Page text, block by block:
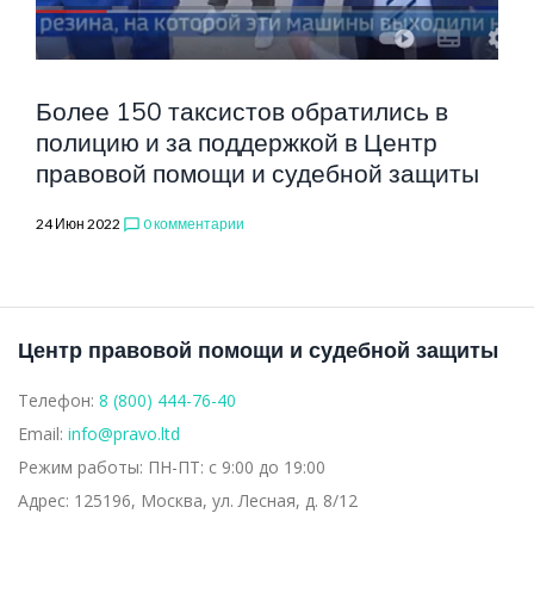
СУДАХ
ОБЩЕЙ
Более 150 таксистов обратились в
полицию и за поддержкой в Центр
правовой помощи и судебной защиты
24 Июн 2022 chat_bubble_outline 0 комментарии
Центр правовой помощи и судебной защиты
Телефон: 8 (800) 444-76-40
Email: info@pravo.ltd
Режим работы: ПН-ПТ: с 9:00 до 19:00
Адрес: 125196, Москва, ул. Лесная, д. 8/12